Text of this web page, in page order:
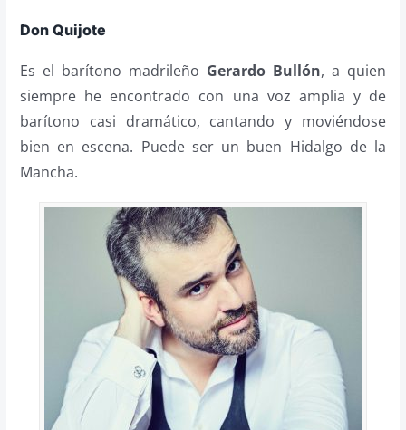
Don Quijote
Es el barítono madrileño Gerardo Bullón, a quien
siempre he encontrado con una voz amplia y de
barítono casi dramático, cantando y moviéndose
bien en escena. Puede ser un buen Hidalgo de la
Mancha.